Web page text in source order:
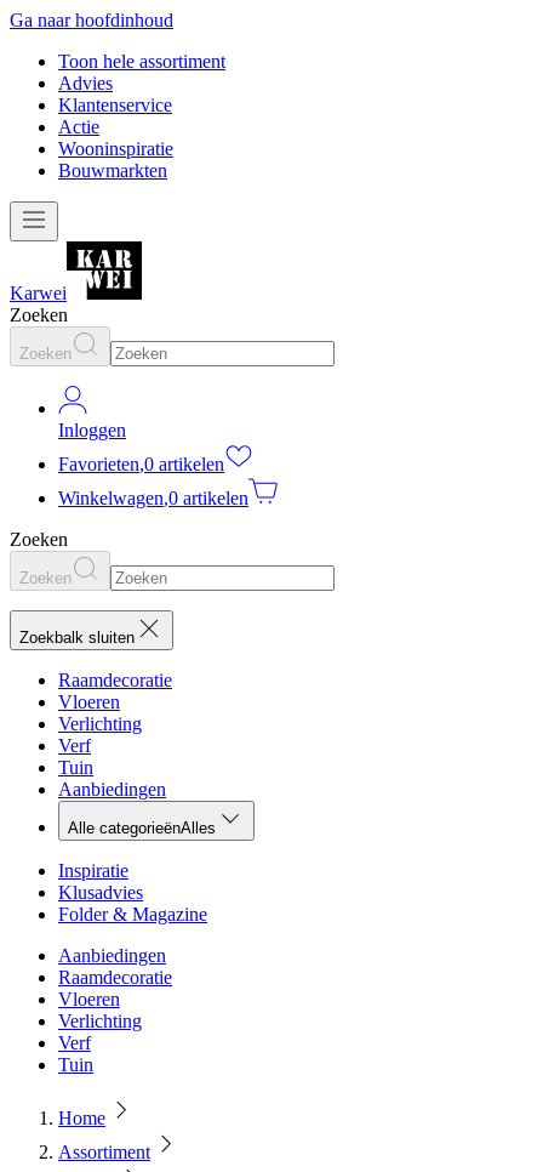
Ga naar hoofdinhoud
Toon hele assortiment
Advies
Klantenservice
Actie
Wooninspiratie
Bouwmarkten
Karwei
Zoeken
Zoeken
Inloggen
Favorieten,0 artikelen
Winkelwagen,0 artikelen
Zoeken
Zoeken
Zoekbalk sluiten
Raamdecoratie
Vloeren
Verlichting
Verf
Tuin
Aanbiedingen
Alle categorieënAlles
Inspiratie
Klusadvies
Folder & Magazine
Aanbiedingen
Raamdecoratie
Vloeren
Verlichting
Verf
Tuin
Home
Assortiment